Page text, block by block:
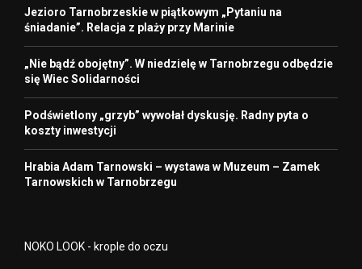
Jezioro Tarnobrzeskie w piątkowym „Pytaniu na
śniadanie”. Relacja z plaży przy Marinie
„Nie bądź obojętny”. W niedzielę w Tarnobrzegu odbędzie
się Wiec Solidarności
Podświetlony „grzyb” wywołał dyskusję. Radny pyta o
koszty inwestycji
Hrabia Adam Tarnowski – wystawa w Muzeum – Zamek
Tarnowskich w Tarnobrzegu
NOKO LOOK - krople do oczu